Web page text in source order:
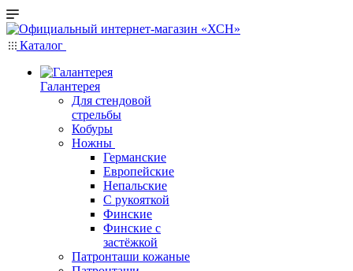
Каталог
Галантерея
Для стендовой
стрельбы
Кобуры
Ножны
Германские
Европейские
Непальские
С рукояткой
Финские
Финские с
застёжкой
Патронташи кожаные